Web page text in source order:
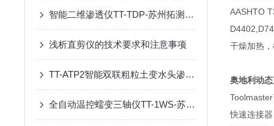
智能二维渗透仪TT-TDP-苏州拓测仪器设备有限公司
浅析直剪仪的技术要求和注意事项
TT-ATP2智能双联粗粒土变水头渗透仪
全自动温控蠕变三轴仪TT-1WS-苏州拓测仪器设备有限公司
AASHTO
干燥加热
奥地利动
快速连接